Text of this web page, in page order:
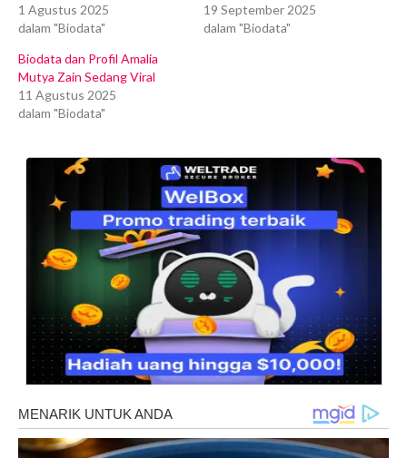
1 Agustus 2025
dalam "Biodata"
19 September 2025
dalam "Biodata"
Biodata dan Profil Amalia
Mutya Zain Sedang Viral
11 Agustus 2025
dalam "Biodata"